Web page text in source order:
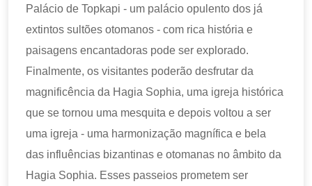
Palácio de Topkapi - um palácio opulento dos já
extintos sultões otomanos - com rica história e
paisagens encantadoras pode ser explorado.
Finalmente, os visitantes poderão desfrutar da
magnificência da Hagia Sophia, uma igreja histórica
que se tornou uma mesquita e depois voltou a ser
uma igreja - uma harmonização magnífica e bela
das influências bizantinas e otomanas no âmbito da
Hagia Sophia. Esses passeios prometem ser